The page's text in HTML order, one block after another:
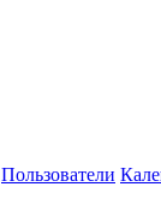
Пользователи